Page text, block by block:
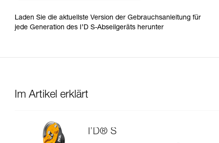
Laden Sie die aktuellste Version der Gebrauchsanleitung für
jede Generation des I’D S-Abseilgeräts herunter
Im Artikel erklärt
I’D® S